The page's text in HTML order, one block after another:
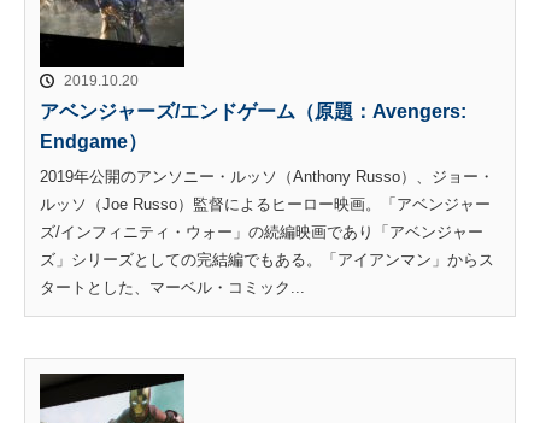
2019.10.20
アベンジャーズ/エンドゲーム（原題：Avengers:
Endgame）
2019年公開のアンソニー・ルッソ（Anthony Russo）、ジョー・
ルッソ（Joe Russo）監督によるヒーロー映画。「アベンジャー
ズ/インフィニティ・ウォー」の続編映画であり「アベンジャー
ズ」シリーズとしての完結編でもある。「アイアンマン」からス
タートとした、マーベル・コミック...